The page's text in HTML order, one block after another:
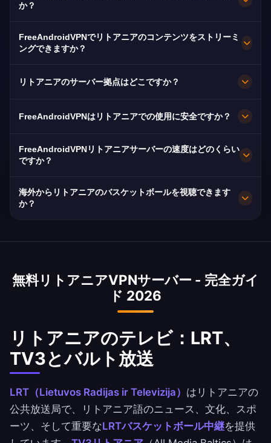
か？
100%無料です。世界中の100万人以上のリトアニ
FreeAndroidVPNでリトアニアのコンテンツをストリーミ
ングできますか？
り、スムーズなリトアニア語HDストリーミング
リトアニアのサーバー拠点はどこですか？
ス、カウナス、クライペダに複数の高速サーバー
を維持しています。全サーバーは最大速度のため
の10Gbps接続を備えています。アプリでお好み
ニーズに基づいた最適なパフォーマンスを得られ
ます。
FreeAndroidVPNはリトアニアでの使用に安全ですか？
もちろんです。AES-256暗号化とノーログポリシ
ーを採用。EU GDPRによる保護とリトアニアの
FreeAndroidVPNリトアニアサーバーの速度はどのくらい
ですか？
10Gbpsサーバー。リトアニアの平均速度85
MbpsとTeliaおよびBitėの優れた光ファイバーに
海外からリトアニアのバスケットボールを視聴できます
か？
熱です。LRTはユーロリーグと代表チームの試合
社のVPNは世界中のリトアニアコミュニティに即
座のアクセスを提供します。
無料リトアニアVPNサーバー - 完全ガイ
ド 2026
リトアニアのテレビ：LRT、
TV3とバルト放送
LRT（Lietuvos Radijas ir Televizija） はリトアニアの
公共放送局で、リトアニア語のニュース、文化、スポ
ーツ、そして重要なLRTバスケットボール中継を提供